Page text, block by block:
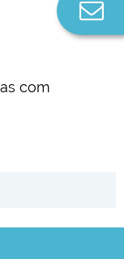
com